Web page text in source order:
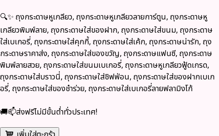
🔍✨ ถุงกระดาษหูเกลียว, ถุงกระดาษหูเกลียวลายการ์ตูน, ถุงกระดาษหู
เกลียวพิมพ์ลาย, ถุงกระดาษใส่ของฝาก, ถุงกระดาษใส่ขนม, ถุงกระดาษ
ใส่เบเกอรี่, ถุงกระดาษใส่คุกกี้, ถุงกระดาษใส่เค้ก, ถุงกระดาษน่ารัก, ถุง
กระดาษราคาส่ง, ถุงกระดาษใส่ของขวัญ, ถุงกระดาษแฟนซี, ถุงกระดาษ
พิมพ์ลายสวย, ถุงกระดาษใส่ขนมเบเกอรี่, ถุงกระดาษหูเกลียวฟู้ดเกรด,
ถุงกระดาษใส่บราวนี่, ถุงกระดาษใส่ชิฟฟ่อน, ถุงกระดาษใส่ของฝากเบเก
อรี่, ถุงกระดาษใส่ของชำร่วย, ถุงกระดาษใส่เบเกอรี่ลายฟลามิงโก้
🚚📫ส่งฟรีไม่มีขั้นต่ำทั่วประเทศ!